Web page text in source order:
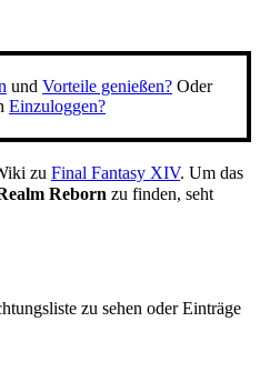
und Vorteile genießen? Oder
Einzuloggen?
zu Final Fantasy XIV. Um das
Reborn zu finden, seht
zu sehen oder Einträge